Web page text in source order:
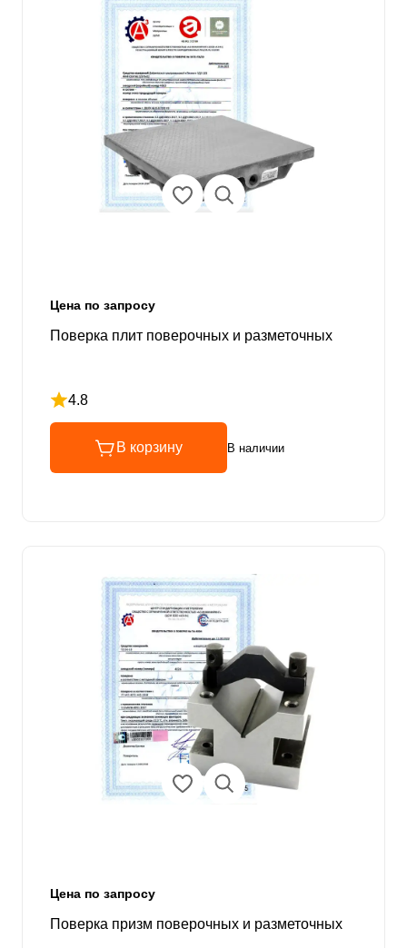
Цена по запросу
Поверка плит поверочных и разметочных
4.8
Рейтинг 4.8 из 5
В корзину В наличии
Цена по запросу
Поверка призм поверочных и разметочных